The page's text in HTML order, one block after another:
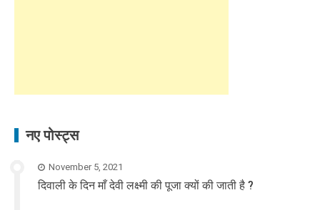
नए पोस्ट्स
November 5, 2021
दिवाली के दिन माँ देवी लक्ष्मी की पूजा क्यों की जाती है ?